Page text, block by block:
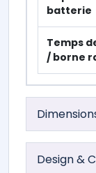
batterie
Temps
/ borne
Design &